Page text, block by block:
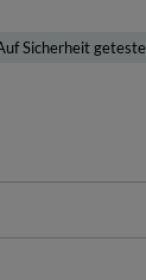
Sicherheit